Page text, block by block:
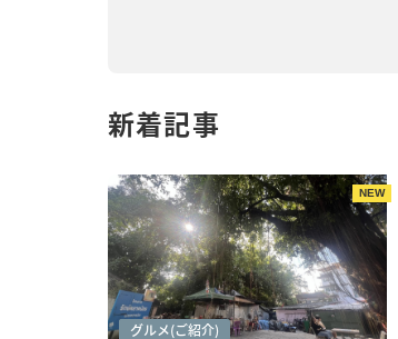
新着記事
NEW
アートシーン
カフェ巡り
グルメ(ご紹介)